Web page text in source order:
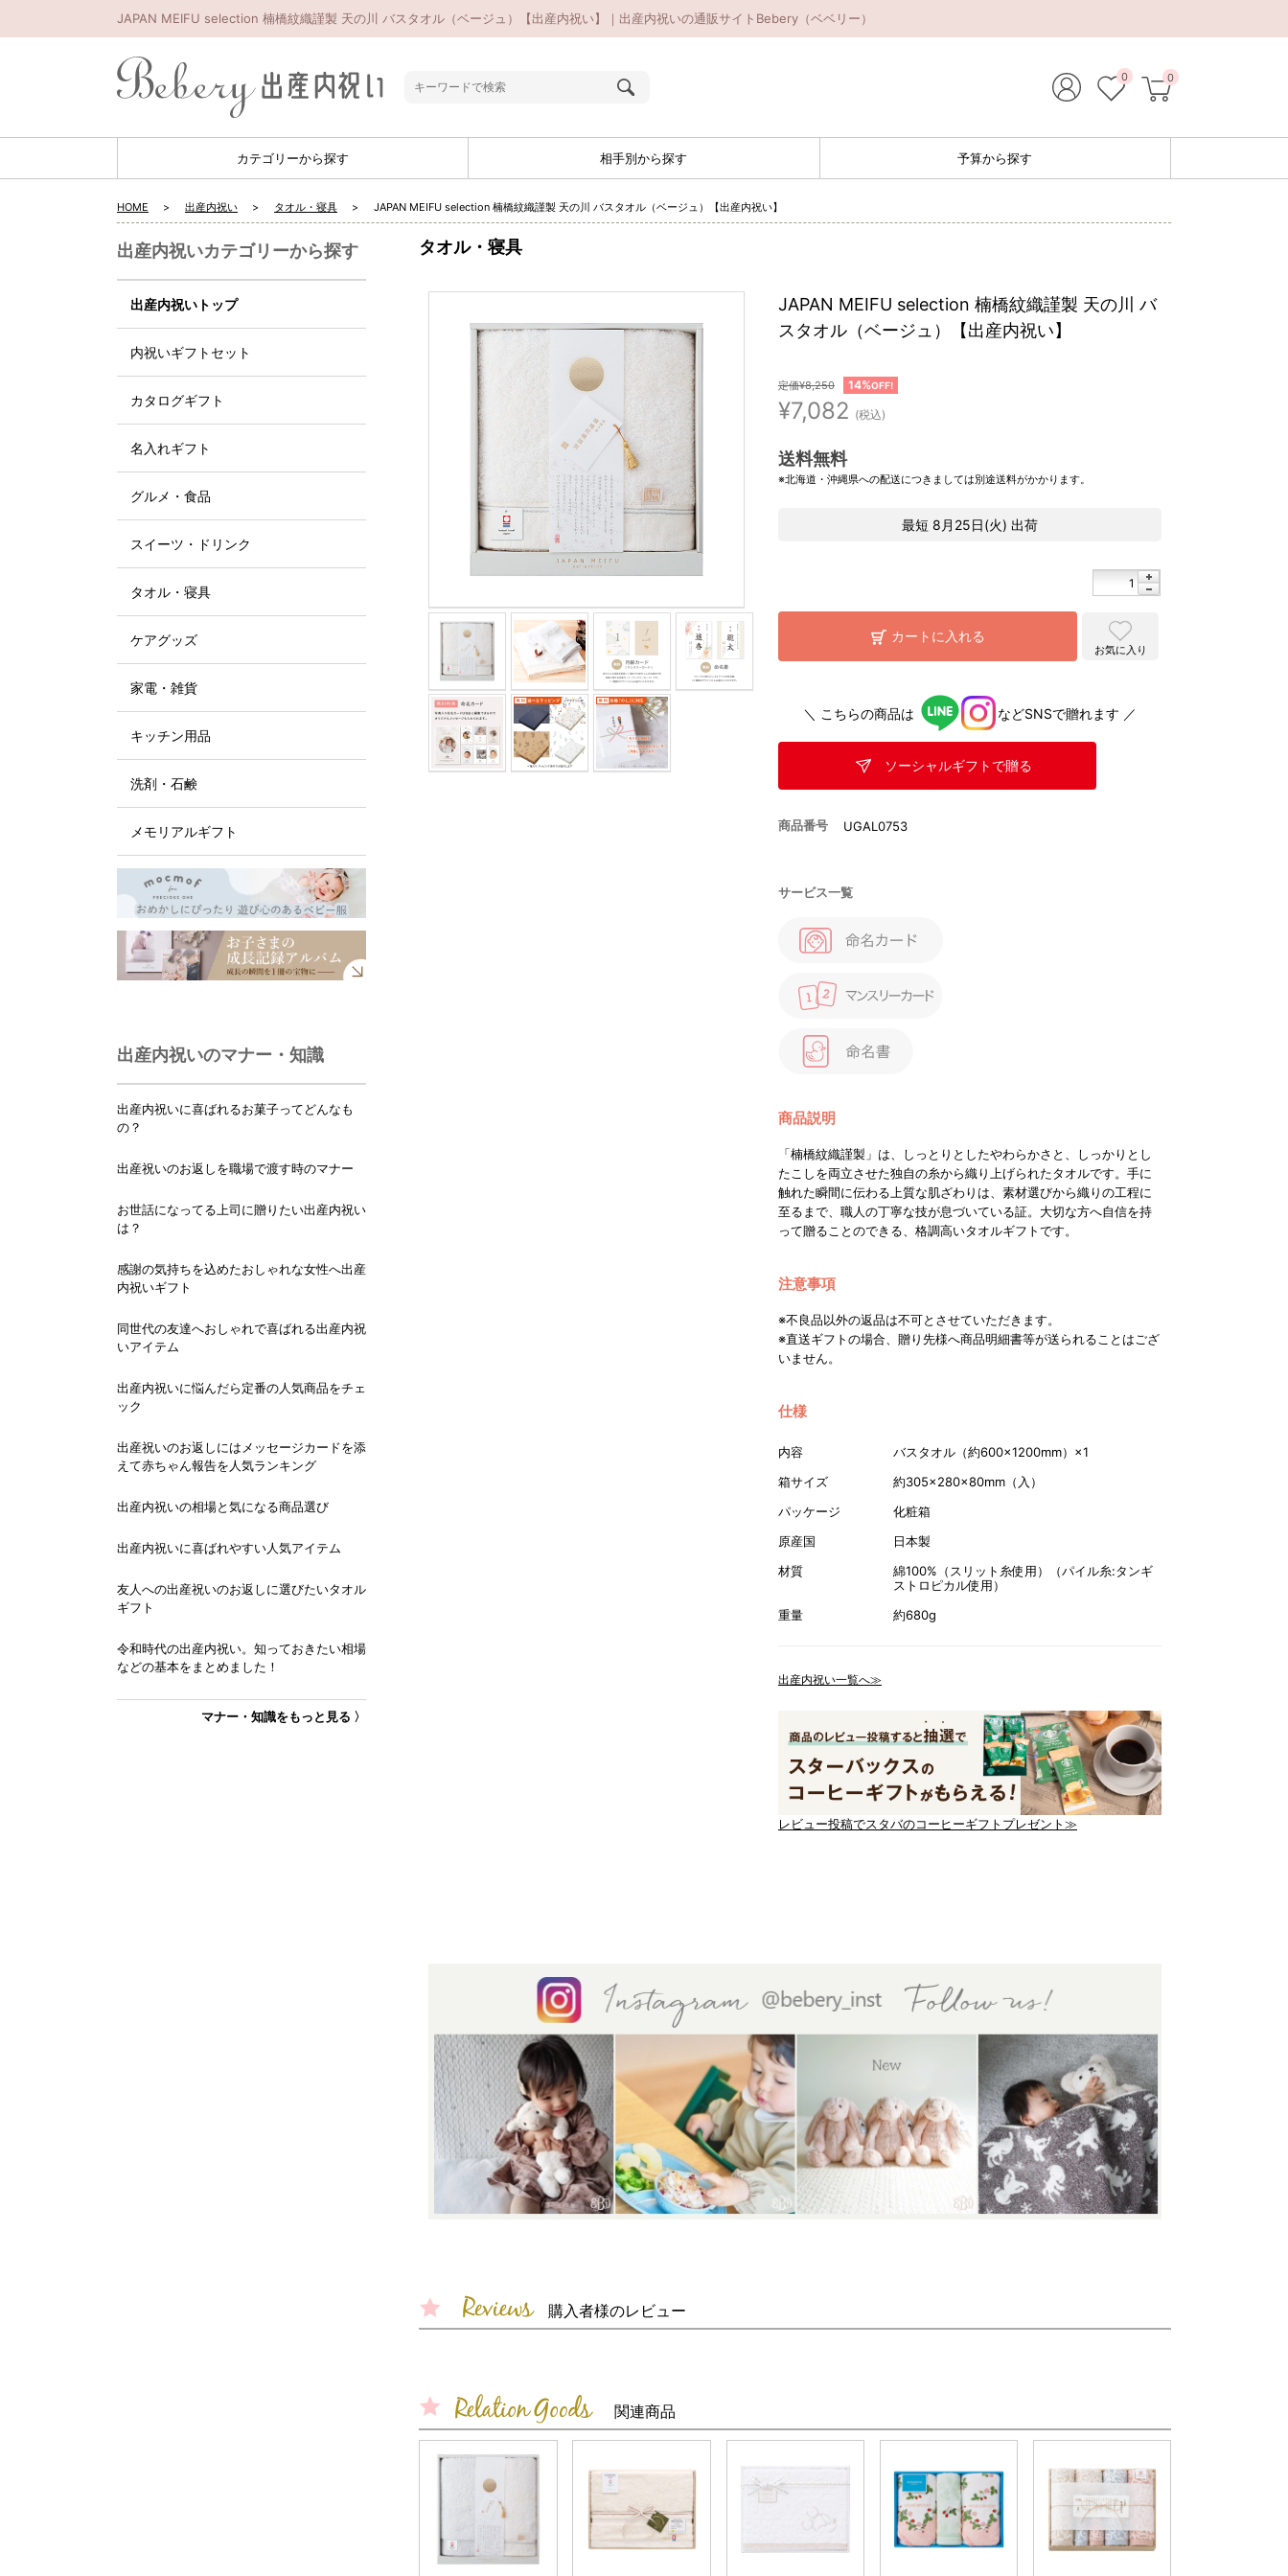
JAPAN MEIFU selection 楠橋紋織謹製 天の川 バスタオル（ベージュ）【出産内祝い】｜出産内祝いの通販サイトBebery（ベベリー）
0 0
カテゴリーから探す 相手別から探す 予算から探す
HOME 出産内祝い タオル・寝具 JAPAN MEIFU selection 楠橋紋織謹製 天の川 バスタオル（ベージュ）【出産内祝い】
タオル・寝具
JAPAN MEIFU selection 楠橋紋織謹製 天の川 バ
スタオル（ベージュ）【出産内祝い】
定価¥8,250 14%OFF!
¥7,082 (税込)
送料無料
※北海道・沖縄県への配送につきましては別途送料がかかります。
最短 8月25日(火) 出荷
カートに入れる
お気に入り
＼ こちらの商品は などSNSで贈れます ／
ソーシャルギフトで贈る
商品番号 UGAL0753
サービス一覧
商品説明
「楠橋紋織謹製」は、しっとりとしたやわらかさと、しっかりとし
たこしを両立させた独自の糸から織り上げられたタオルです。手に
触れた瞬間に伝わる上質な肌ざわりは、素材選びから織りの工程に
至るまで、職人の丁寧な技が息づいている証。大切な方へ自信を持
って贈ることのできる、格調高いタオルギフトです。
注意事項
※不良品以外の返品は不可とさせていただきます。
※直送ギフトの場合、贈り先様へ商品明細書等が送られることはござ
いません。
仕様
内容
バスタオル（約600×1200mm）×1
箱サイズ
約305×280×80mm（入）
パッケージ
化粧箱
原産国
日本製
材質
綿100%（スリット糸使用）（パイル糸:タンギ
ストロピカル使用）
重量
約680g
出産内祝い一覧へ≫
レビュー投稿でスタバのコーヒーギフトプレゼント≫
購入者様のレビュー
関連商品
出産内祝いカテゴリーから探す
出産内祝いトップ
内祝いギフトセット
カタログギフト
名入れギフト
グルメ・食品
スイーツ・ドリンク
タオル・寝具
ケアグッズ
家電・雑貨
キッチン用品
洗剤・石鹸
メモリアルギフト
出産内祝いのマナー・知識
出産内祝いに喜ばれるお菓子ってどんなも
の？
出産祝いのお返しを職場で渡す時のマナー
お世話になってる上司に贈りたい出産内祝い
は？
感謝の気持ちを込めたおしゃれな女性へ出産
内祝いギフト
同世代の友達へおしゃれで喜ばれる出産内祝
いアイテム
出産内祝いに悩んだら定番の人気商品をチェ
ック
出産祝いのお返しにはメッセージカードを添
えて赤ちゃん報告を人気ランキング
出産内祝いの相場と気になる商品選び
出産内祝いに喜ばれやすい人気アイテム
友人への出産祝いのお返しに選びたいタオル
ギフト
令和時代の出産内祝い。知っておきたい相場
などの基本をまとめました！
マナー・知識をもっと見る 〉